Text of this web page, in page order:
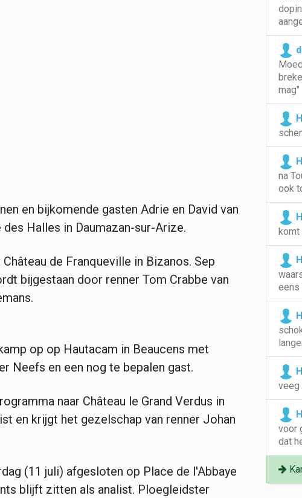
en bijkomende gasten Adrie en David van
Halles in Daumazan-sur-Arize.
de Franqueville in Bizanos. Sep
bijgestaan door renner Tom Crabbe van
op op Hautacam in Beaucens met
Neefs en een nog te bepalen gast.
naar Château le Grand Verdus in
en krijgt het gezelschap van renner Johan
(11 juli) afgesloten op Place de l'Abbaye
blijft zitten als analist. Ploegleidster
mag"
na
ook
komt
eens
veeg
voor
dat